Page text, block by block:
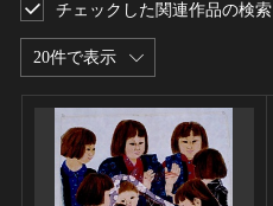
20件で表示
チェックした関連作品の検索